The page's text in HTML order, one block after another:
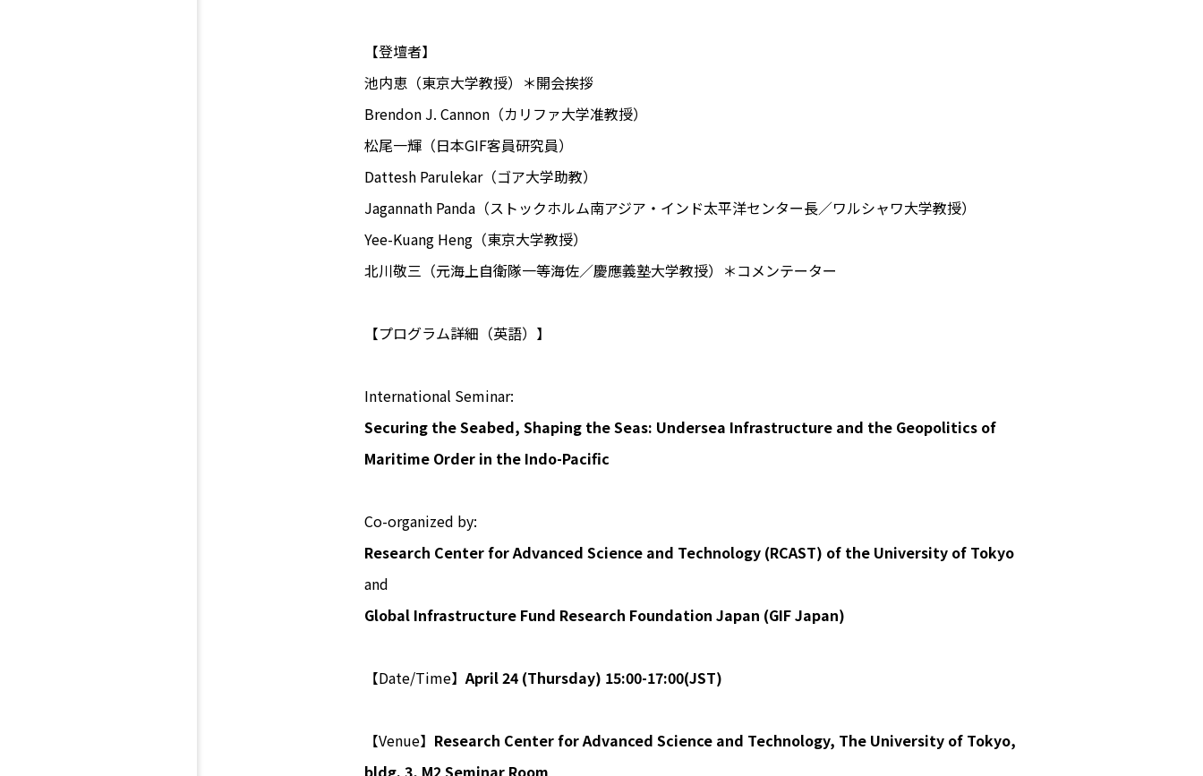
【登壇者】
池内恵（東京大学教授）＊開会挨拶
Brendon J. Cannon（カリファ大学准教授）
松尾一輝（日本GIF客員研究員）
Dattesh Parulekar（ゴア大学助教）
Jagannath Panda（ストックホルム南アジア・インド太平洋センター長／ワルシャワ大学教授）
Yee-Kuang Heng（東京大学教授）
北川敬三（元海上自衛隊一等海佐／慶應義塾大学教授）＊コメンテーター
【プログラム詳細（英語）】
International Seminar:
Securing the Seabed, Shaping the Seas: Undersea Infrastructure and the Geopolitics of
Maritime Order in the Indo-Pacific
Co-organized by:
Research Center for Advanced Science and Technology (RCAST) of the University of Tokyo
and
Global Infrastructure Fund Research Foundation Japan (GIF Japan)
【Date/Time】 April 24 (Thursday) 15:00-17:00(JST)
【Venue】 Research Center for Advanced Science and Technology, The University of Tokyo,
bldg. 3, M2 Seminar Room